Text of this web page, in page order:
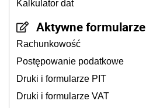
Kalkulator dat
Aktywne formularze
Rachunkowość
Postępowanie podatkowe
Druki i formularze PIT
Druki i formularze VAT